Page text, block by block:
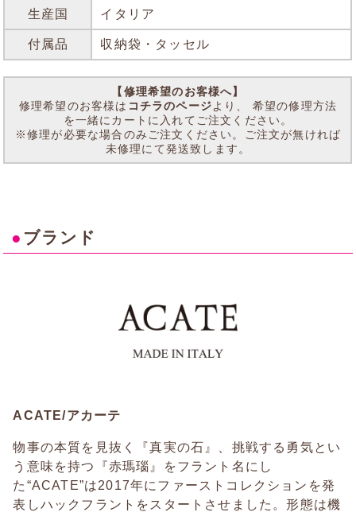
生産国 イタリア
付属品 収納袋・タッセル
【修理希望のお客様へ】
修理希望のお客様は コチラのページより、 希望の修理方法
を一緒にカートに入れてご注文ください。
※修理が必要な場合のみご注文ください。ご注文が無ければ
未修理にて発送致します。
● ブランド
ACATE/アカーテ
物事の本質を見抜く『真実の石』、挑戦する勇気とい
う意味を持つ『赤瑪瑙』をフラント名にし
た“ACATE”は2017年にファーストコレクションを発
表しハックフラントをスタートさせました。形態は機